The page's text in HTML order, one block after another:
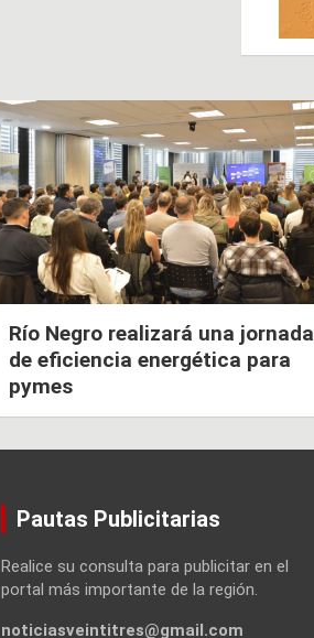
Río Negro realizará una jornada
de eficiencia energética para
pymes
Pautas Publicitarias
Realice su consulta para publicitar en el
portal más importante de la región.
noticiasveintitres@gmail.com